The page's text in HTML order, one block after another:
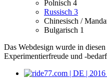
Polnisch 4
Russisch 3
Chinesisch /
Bulgarisch 1
Das Webdesign wurde in
Experimentierfreude und -